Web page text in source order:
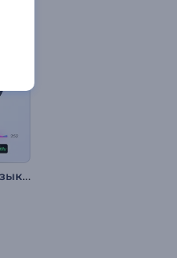
Визуализатор музыки: Промо альбома